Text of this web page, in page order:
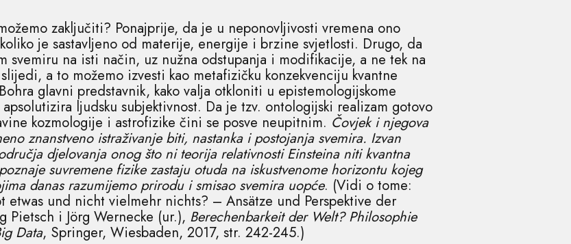
zaključiti? Ponajprije, da je u neponovljivosti vremena ono
je sastavljeno od materije, energije i brzine svjetlosti. Drugo, da
svemiru na isti način, uz nužna odstupanja i modifikacije, a ne tek na
a to možemo izvesti kao metafizičku konzekvenciju kvantne
glavni predstavnik, kako valja otkloniti u epistemologijskome
ljudsku subjektivnost. Da je tzv. ontologijski realizam gotovo
kozmologije i astrofizike čini se posve neupitnim. Čovjek i njegova
znanstveno istraživanje biti, nastanka i postojanja svemira. Izvan
djelovanja onog što ni teorija relativnosti Einsteina niti kvantna
suvremene fizike zastaju otuda na iskustvenome horizontu kojeg
danas razumijemo prirodu i smisao svemira uopće. (Vidi o tome:
etwas und nicht vielmehr nichts? – Ansätze und Perspektive der
Pietsch i Jörg Wernecke (ur.), Berechenbarkeit der Welt? Philosophie
Data, Springer, Wiesbaden, 2017, str. 242-245.)